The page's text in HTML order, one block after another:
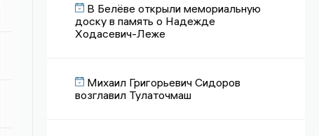
В Белёве открыли мемориальную
доску в память о Надежде
Ходасевич-Леже
Михаил Григорьевич Сидоров
возглавил Тулаточмаш